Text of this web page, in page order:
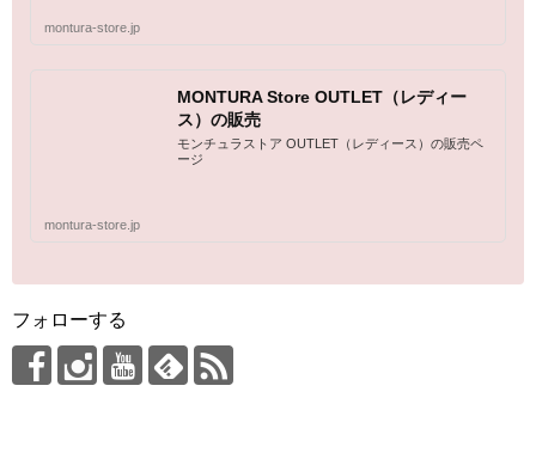
montura-store.jp
MONTURA Store OUTLET（レディー
ス）の販売
モンチュラストア OUTLET（レディース）の販売ペ
ージ
montura-store.jp
フォローする